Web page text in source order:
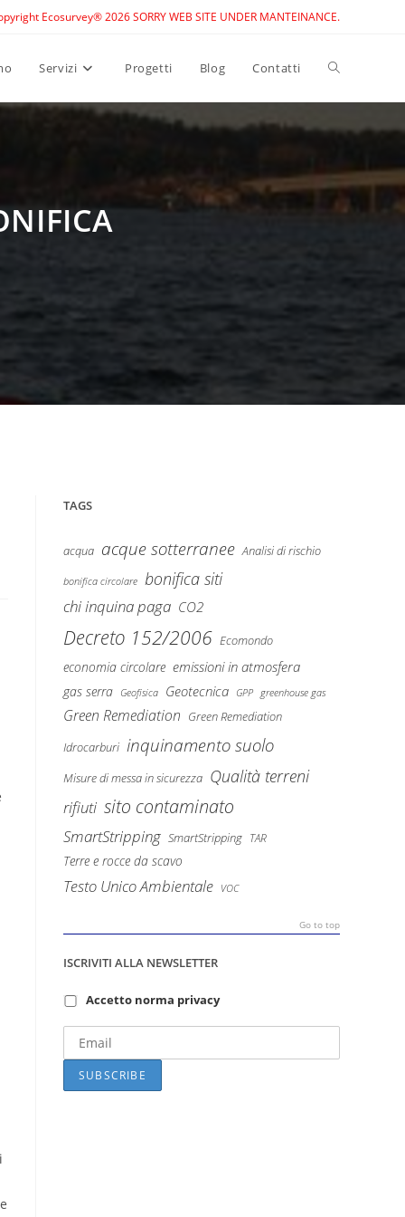
Ecosurvey® 2026 SORRY WEB SITE UNDER MANTEINANCE.
Servizi Progetti Blog Contatti Toggle
website
search
TAGS
acqua acque sotterranee Analisi di rischio
bonifica circolare bonifica siti
chi inquina paga CO2
Decreto 152/2006 Ecomondo
economia circolare emissioni in atmosfera
gas serra Geofisica Geotecnica GPP greenhouse gas
Green Remediation Green Remediation
Idrocarburi inquinamento suolo
Misure di messa in sicurezza Qualità terreni
rifiuti sito contaminato
SmartStripping SmartStripping TAR
Terre e rocce da scavo
Testo Unico Ambientale VOC
Go to top
ISCRIVITI ALLA NEWSLETTER
Accetto norma privacy